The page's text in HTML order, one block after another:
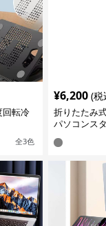
回転冷
全3色
¥6,200 (税
折りたたみ
パソコンス